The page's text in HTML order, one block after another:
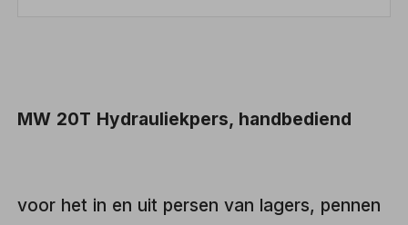
MW 20T Hydrauliekpers, handbediend
voor het in en uit persen van lagers, pennen